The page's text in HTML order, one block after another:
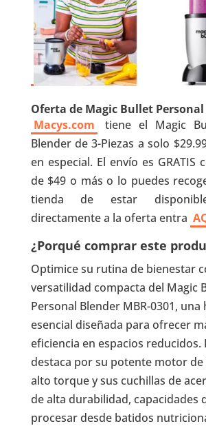
Oferta de Magic Bullet
Macys.com
tiene el Magic
Blender de 3-Piezas a solo
en especial. El envío es GRATIS
de $49 o más o lo puedes
tienda de estar
directamente a la oferta entra
¿Porqué comprar este
Optimice su rutina de bienestar
versatilidad compacta del Magic
Personal Blender MBR-0301,
esencial diseñada para ofrecer
eficiencia en espacios reducidos.
destaca por su potente motor de
alto torque y sus cuchillas de
de alta durabilidad, capacidades
procesar desde batidos